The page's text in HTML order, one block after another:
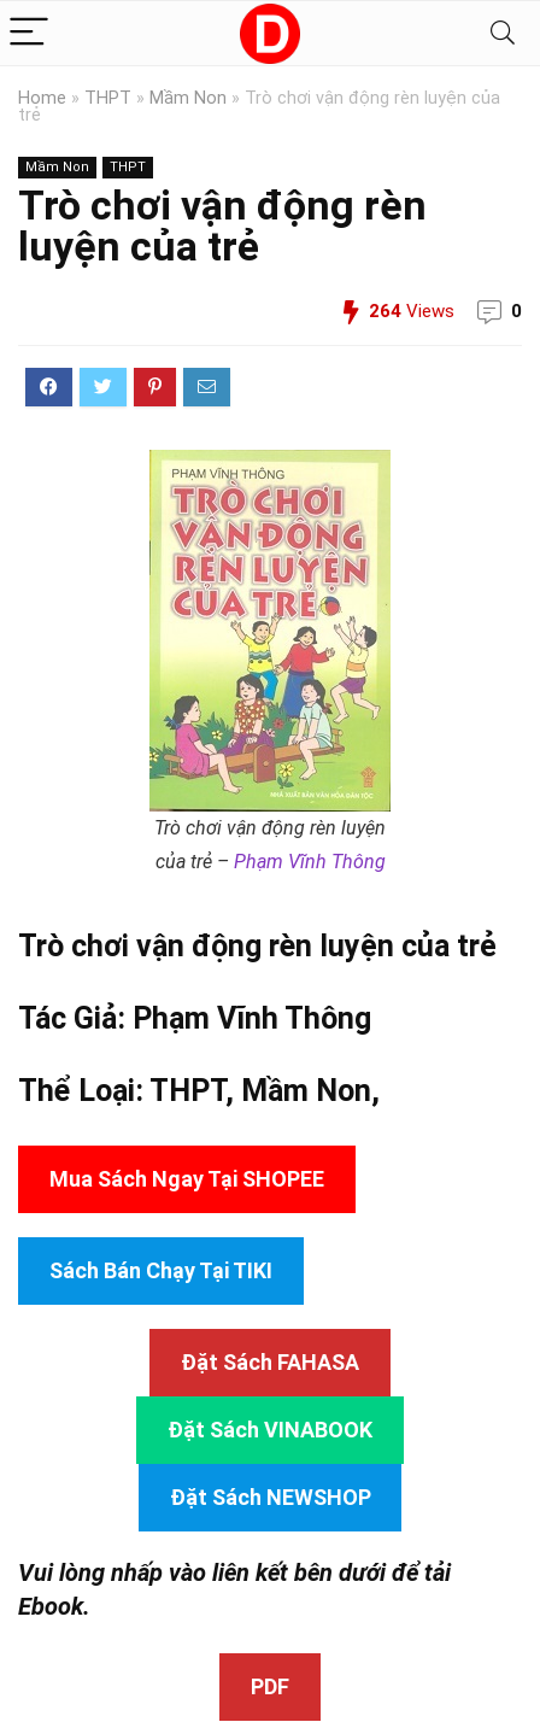
Home » THPT » Mầm Non » Trò chơi vận động rèn luyện của
trẻ
Mầm Non THPT
Trò chơi vận động rèn
luyện của trẻ
264 Views 0
Trò chơi vận động rèn luyện
của trẻ – Phạm Vĩnh Thông
Trò chơi vận động rèn luyện của trẻ
Tác Giả: Phạm Vĩnh Thông
Thể Loại: THPT, Mầm Non,
Mua Sách Ngay Tại SHOPEE
Sách Bán Chạy Tại TIKI
Đặt Sách FAHASA
Đặt Sách VINABOOK
Đặt Sách NEWSHOP
Vui lòng nhấp vào liên kết bên dưới để tải
Ebook.
PDF